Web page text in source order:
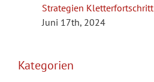
Strategien Kletterfortschritt
Juni 17th, 2024
Kategorien